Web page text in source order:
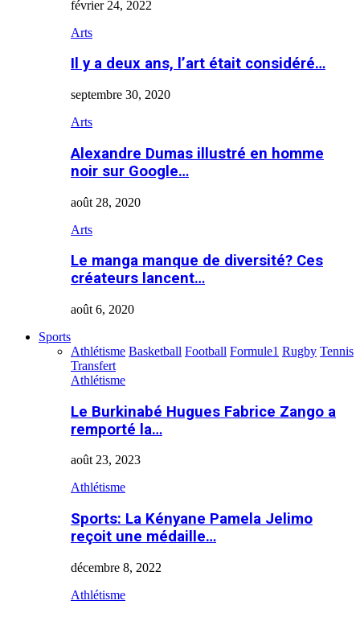
février 24, 2022
Arts
Il y a deux ans, l’art était considéré…
septembre 30, 2020
Arts
Alexandre Dumas illustré en homme
noir sur Google…
août 28, 2020
Arts
Le manga manque de diversité? Ces
créateurs lancent…
août 6, 2020
Sports
Athlétisme Basketball Football Formule1 Rugby Tennis
Transfert
Athlétisme
Le Burkinabé Hugues Fabrice Zango a
remporté la…
août 23, 2023
Athlétisme
Sports: La Kényane Pamela Jelimo
reçoit une médaille…
décembre 8, 2022
Athlétisme